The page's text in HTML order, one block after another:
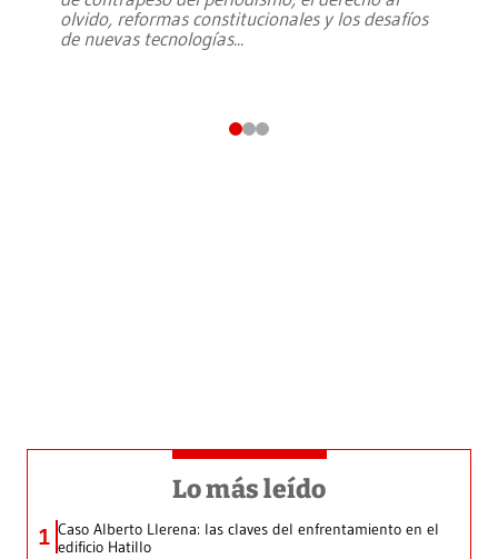
olvido, reformas constitucionales y los desafíos
de nuevas tecnologías...
Lo más leído
1 Caso Alberto Llerena: las claves del enfrentamiento en el
edificio Hatillo